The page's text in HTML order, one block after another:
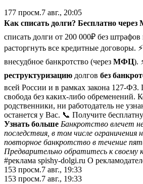
177 просм.7 авг., 20:05
Как списать долги? Бесплатно
списать долги от 200 000₽ без
расторгнуть все кредитные договоры.
внесудбное банкротство (через МФЦ).
реструктуризацию долгов без
всей России и в рамках закона 127-ФЗ.
свобода без каких-либо обременений.
родственники, ни работодатель не
останется у Вас. 📞 Получите
Узнать больше Банкротство влечет
последствия, в том числе ограничения
повторное банкротство в течение
Предварительно обратитесь к
#реклама spishy-dolgi.ru О
153 просм.7 авг., 19:33
153 просм.7 авг., 19:33